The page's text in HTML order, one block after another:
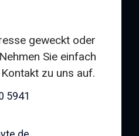
geweckt oder
Sie einfach
zu uns auf.
5941